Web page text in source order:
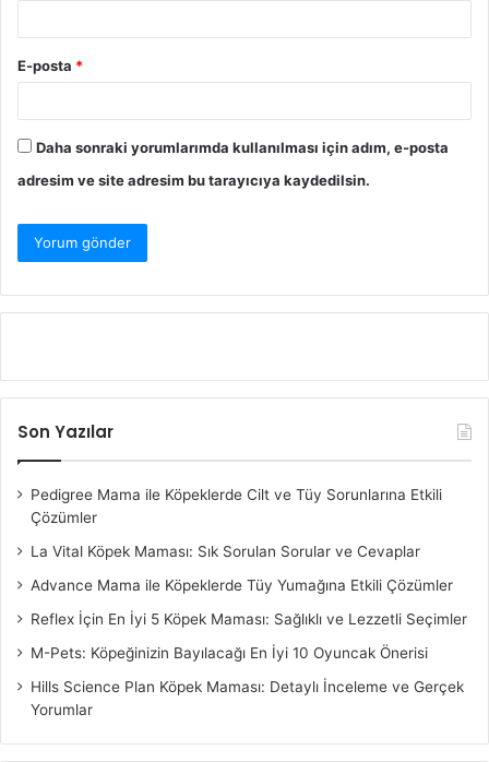
E-posta *
Daha sonraki yorumlarımda kullanılması için adım, e-posta
adresim ve site adresim bu tarayıcıya kaydedilsin.
Son Yazılar
Pedigree Mama ile Köpeklerde Cilt ve Tüy Sorunlarına Etkili
Çözümler
La Vital Köpek Maması: Sık Sorulan Sorular ve Cevaplar
Advance Mama ile Köpeklerde Tüy Yumağına Etkili Çözümler
Reflex İçin En İyi 5 Köpek Maması: Sağlıklı ve Lezzetli Seçimler
M-Pets: Köpeğinizin Bayılacağı En İyi 10 Oyuncak Önerisi
Hills Science Plan Köpek Maması: Detaylı İnceleme ve Gerçek
Yorumlar